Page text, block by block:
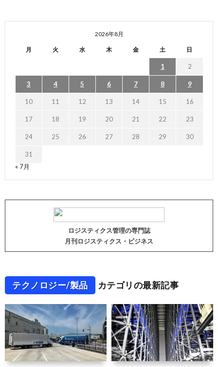
2026年8月
月 火 水 木 金 土 日
1 2
3 4 5 6 7 8 9
10 11 12 13 14 15 16
17 18 19 20 21 22 23
24 25 26 27 28 29 30
31
« 7月
ロジスティクス管理の専門誌
月刊ロジスティクス・ビジネス
テクノロジー/製品 カテゴリの最新記事